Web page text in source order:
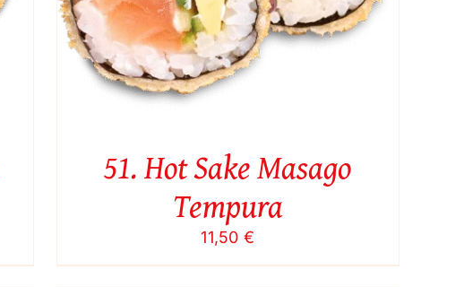
51. Hot Sake Masago
Tempura
11,50 €